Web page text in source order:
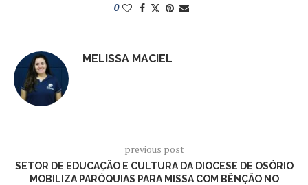
0
MELISSA MACIEL
previous post
SETOR DE EDUCAÇÃO E CULTURA DA DIOCESE DE OSÓRIO
MOBILIZA PARÓQUIAS PARA MISSA COM BÊNÇÃO NO